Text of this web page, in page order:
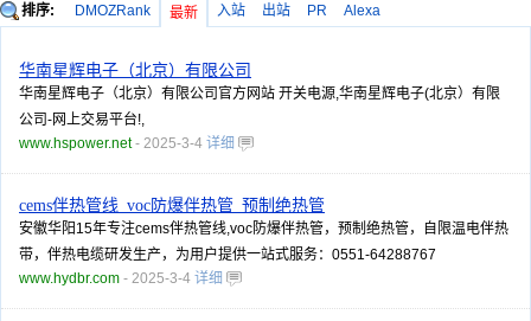
排序: DMOZRank 最新 入站 出站 PR Alexa
华南星辉电子（北京）有限公司
华南星辉电子（北京）有限公司官方网站 开关电源,华南星辉电子(北京）有限
公司-网上交易平台!,
www.hspower.net- 2025-3-4 详细
cems伴热管线_voc防爆伴热管_预制绝热管
安徽华阳15年专注cems伴热管线,voc防爆伴热管，预制绝热管，自限温电伴热
带，伴热电缆研发生产，为用户提供一站式服务：0551-64288767
www.hydbr.com - 2025-3-4 详细